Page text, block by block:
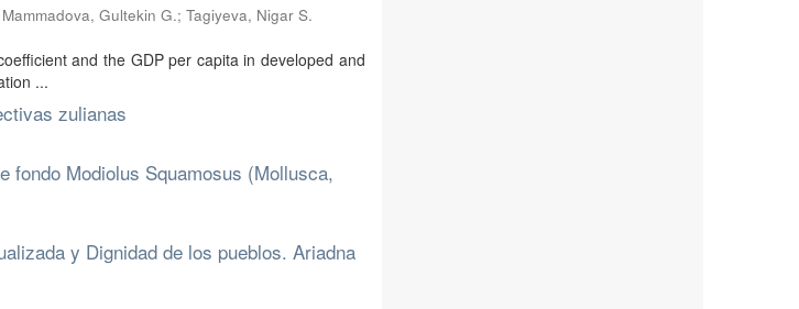
Mammadova, Gultekin G.; Tagiyeva, Nigar S.
and the GDP per capita in developed and
...
zulianas
fondo Modiolus Squamosus (Mollusca,
y Dignidad de los pueblos. Ariadna